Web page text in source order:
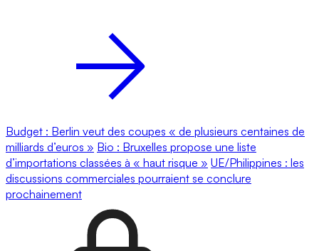
Budget : Berlin veut des coupes « de plusieurs centaines de
milliards d’euros » Bio : Bruxelles propose une liste
d’importations classées à « haut risque » UE/Philippines : les
discussions commerciales pourraient se conclure
prochainement